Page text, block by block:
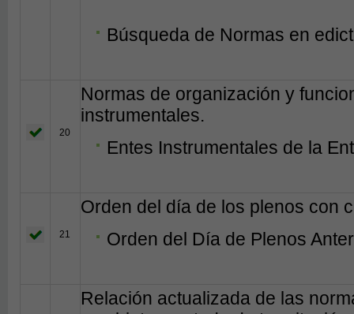
Búsqueda de Normas en
20
Normas de organización y
instrumentales.
Entes Instrumentales de la
21
Orden del día de los plenos con
Orden del Día de Plenos
Relación actualizada de las